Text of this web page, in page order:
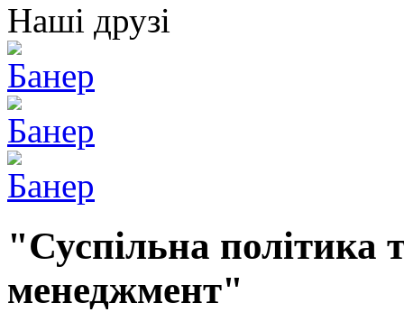
Наші друзі
"Суспільна політика
менеджмент"